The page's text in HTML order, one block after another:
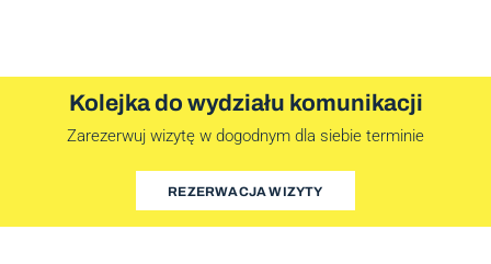
Kolejka do wydziału komunikacji
Zarezerwuj wizytę w dogodnym dla siebie terminie
REZERWACJA WIZYTY